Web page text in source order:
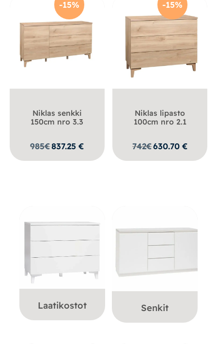
-15%
Niklas senkki
150cm nro 3.3
985€837.25€
-15%
Niklas lipasto
100cm nro 2.1
742€630.70€
Laatikostot Senkit